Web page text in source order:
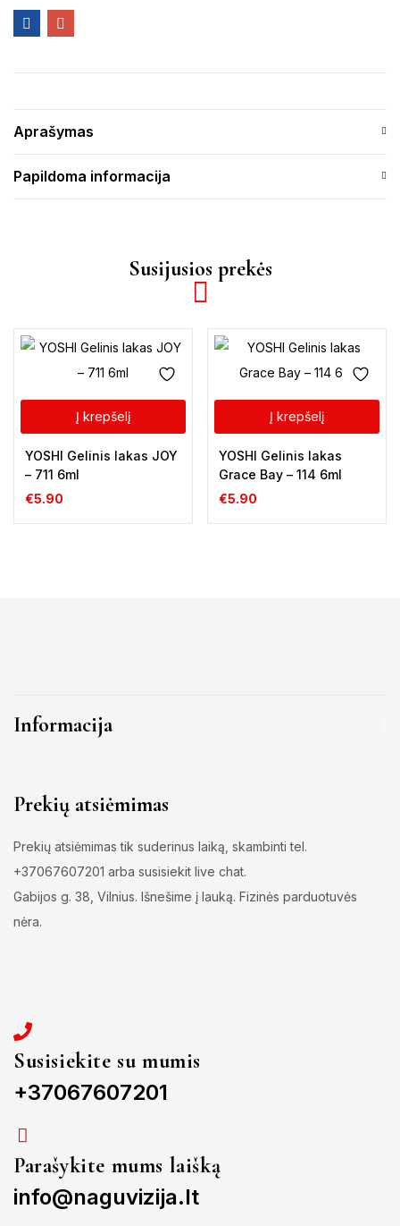
Aprašymas
Papildoma informacija
Susijusios prekės
Į krepšelį
YOSHI Gelinis lakas JOY
– 711 6ml
€5.90
Į krepšelį
YOSHI Gelinis lakas
Grace Bay – 114 6ml
€5.90
Informacija
Prekių atsiėmimas
Prekių atsiėmimas tik suderinus laiką, skambinti tel.
+37067607201 arba susisiekit live chat.
Gabijos g. 38, Vilnius. Išnešime į lauką. Fizinės parduotuvės
nėra.
Susisiekite su mumis
+37067607201
Parašykite mums laišką
info@naguvizija.lt